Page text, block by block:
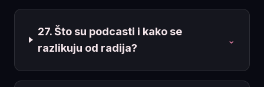
27. Što su podcasti i kako se
razlikuju od radija?
⌄